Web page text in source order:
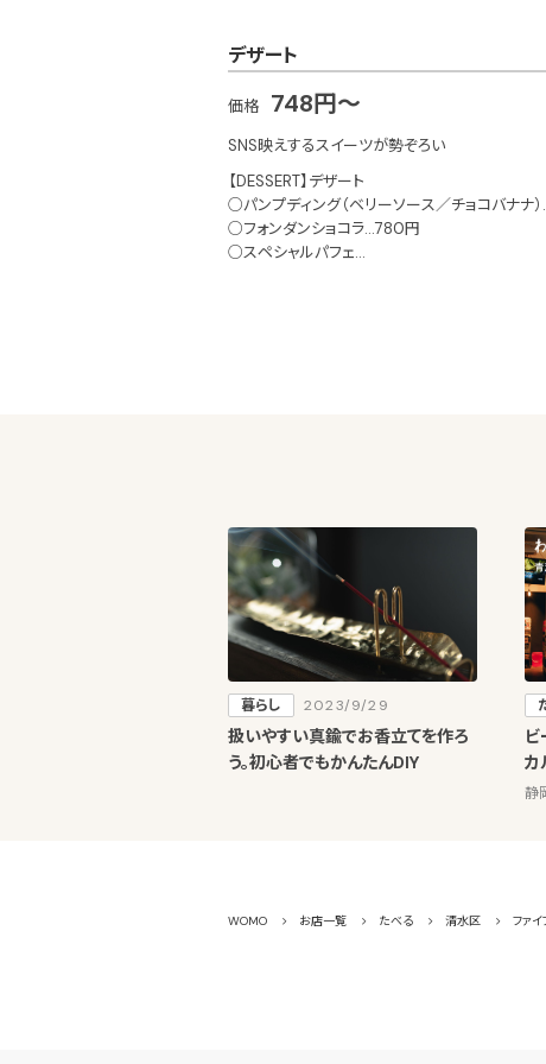
デザート
価格 748円～
SNS映えするスイーツが勢ぞろい
【DESSERT】デザート
○パンプディング（ベリーソース／チョコバナナ
○フォンダンショコラ…780円
○スペシャルパフェ
暮らし 2023/9/29
扱いやすい真鍮でお香立てを作ろ
う。初心者でもかんたんDIY
ビ
カ
静
WOMO お店一覧 たべる 清水区 ファ